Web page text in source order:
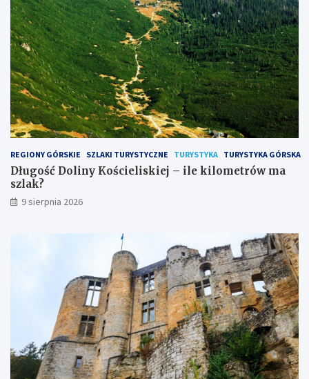
e
k
i
l
o
m
e
t
r
ó
w
m
a
s
z
l
REGIONY GÓRSKIE SZLAKI TURYSTYCZNE TURYSTYKA TURYSTYKA GÓRSKA
Długość Doliny Kościeliskiej – ile kilometrów ma
szlak?
9 sierpnia 2026